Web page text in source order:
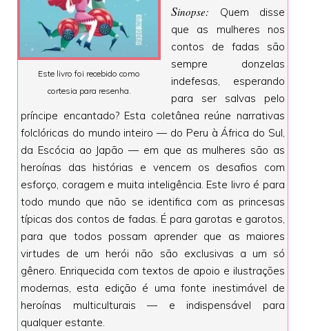
Este livro foi recebido como
cortesia para resenha.
Sinopse:
Quem disse
que as mulheres nos
contos de fadas são
sempre donzelas
indefesas, esperando
para ser salvas pelo
príncipe encantado? Esta coletânea reúne narrativas
folclóricas do mundo inteiro — do Peru à África do Sul,
da Escócia ao Japão — em que as mulheres são as
heroínas das histórias e vencem os desafios com
esforço, coragem e muita inteligência. Este livro é para
todo mundo que não se identifica com as princesas
típicas dos contos de fadas. É para garotas e garotos,
para que todos possam aprender que as maiores
virtudes de um herói não são exclusivas a um só
gênero. Enriquecida com textos de apoio e ilustrações
modernas, esta edição é uma fonte inestimável de
heroínas multiculturais — e indispensável para
qualquer estante.